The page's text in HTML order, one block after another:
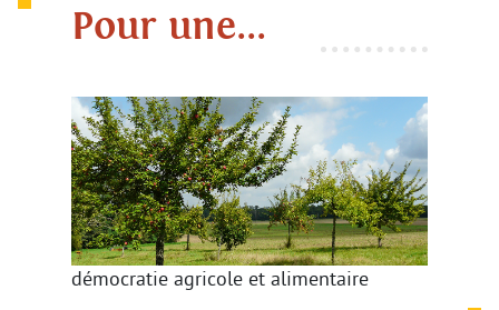
Pour une...
démocratie agricole et alimentaire